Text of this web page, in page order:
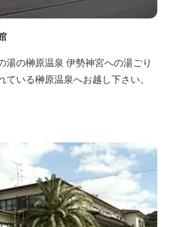
湯の榊原温泉 伊勢神宮への湯ごり
ている榊原温泉へお越し下さい。